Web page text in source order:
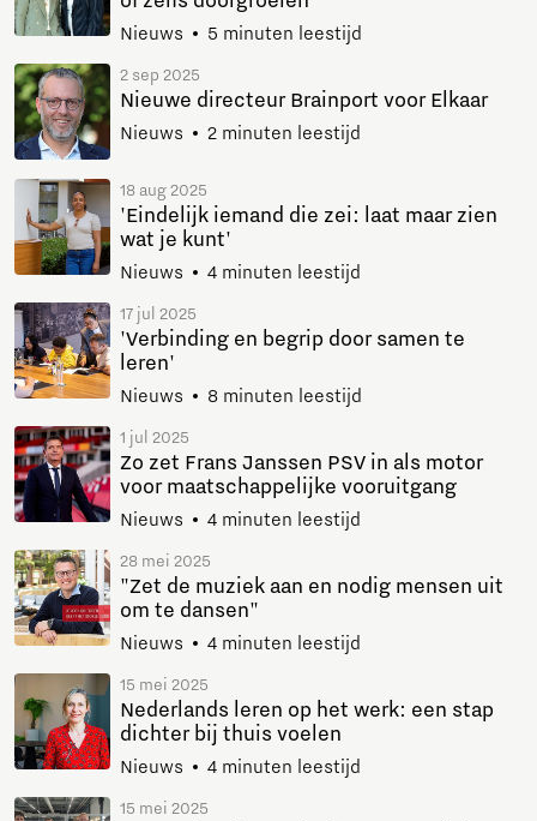
Nieuws 5 minuten leestijd
2 sep 2025
Nieuwe directeur Brainport voor Elkaar
Nieuws 2 minuten leestijd
18 aug 2025
'Eindelijk iemand die zei: laat maar zien
wat je kunt'
Nieuws 4 minuten leestijd
17 jul 2025
'Verbinding en begrip door samen te
leren'
Nieuws 8 minuten leestijd
1 jul 2025
Zo zet Frans Janssen PSV in als motor
voor maatschappelijke vooruitgang
Nieuws 4 minuten leestijd
28 mei 2025
"Zet de muziek aan en nodig mensen uit
om te dansen"
Nieuws 4 minuten leestijd
15 mei 2025
Nederlands leren op het werk: een stap
dichter bij thuis voelen
Nieuws 4 minuten leestijd
15 mei 2025